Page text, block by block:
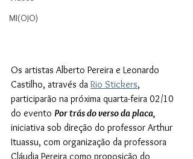
MI(OJO)
Os artistas Alberto Pereira e Leonardo
Castilho, através da Rio Stickers,
participarão na próxima quarta-feira 02/10
do evento Por trás do verso da placa,
iniciativa sob direção do professor Arthur
Ituassu, com organização da professora
Cláudia Pereira como proposição do